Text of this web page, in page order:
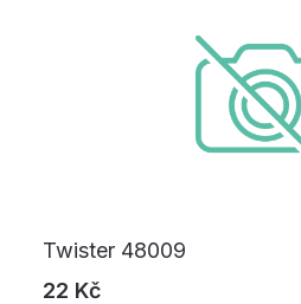
Twister 48009
22 Kč